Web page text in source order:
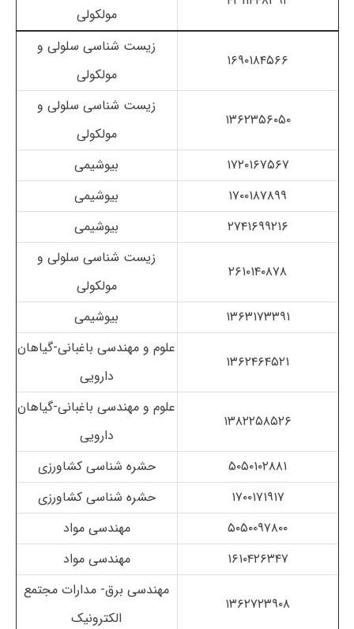
مولکولی
۱۶۹۰۱۸۴۵۶۶
زیست شناسی سلولی و
مولکولی
۱۳۶۲۳۵۶۰۵۰
زیست شناسی سلولی و
مولکولی
۱۷۲۰۱۶۷۵۶۷
بیوشیمی
۱۷۰۰۱۸۷۸۹۹
بیوشیمی
۲۷۴۱۶۹۹۲۱۶
بیوشیمی
۲۶۱۰۱۴۰۸۷۸
زیست شناسی سلولی و
مولکولی
۱۳۶۳۱۷۳۳۹۱
بیوشیمی
۱۳۶۲۴۶۴۵۲۱
علوم و مهندسی باغبانی-گیاهان
دارویی
۱۳۸۲۲۵۸۵۲۶
علوم و مهندسی باغبانی-گیاهان
دارویی
۵۰۵۰۱۰۲۸۸۱
حشره شناسی کشاورزی
۱۷۰۰۱۷۱۹۱۷
حشره شناسی کشاورزی
۵۰۵۰۰۹۷۸۰۰
مهندسی مواد
۱۶۱۰۴۲۶۳۴۷
مهندسی مواد
۱۳۶۲۷۲۳۹۰۸
مهندسی برق- مدارات مجتمع
الکترونیک